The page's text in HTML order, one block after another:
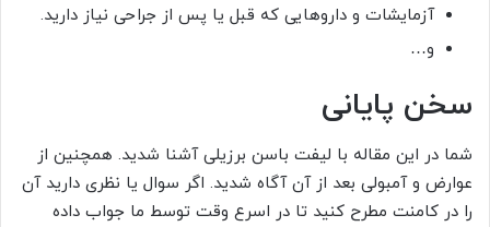
آزمایشات و داروهایی که قبل یا پس از جراحی نیاز دارید.
و…
سخن پایانی
شما در این مقاله با لیفت باسن برزیلی آشنا شدید. همچنین از
عوارض و آمبولی بعد از آن آگاه شدید. اگر سوال یا نظری دارید آن
را در کامنت مطرح کنید تا در اسرع وقت توسط ما جواب داده